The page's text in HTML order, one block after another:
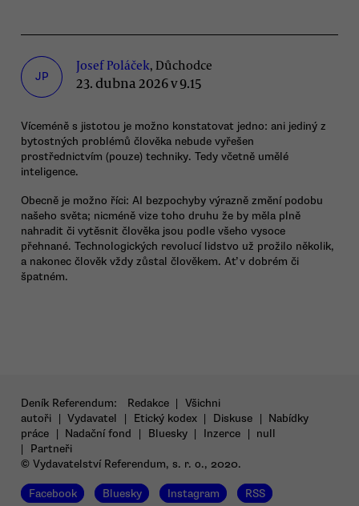
JP
Josef Poláček, Důchodce
23. dubna 2026 v 9.15
Víceméně s jistotou je možno konstatovat jedno: ani jediný z
bytostných problémů člověka nebude vyřešen
prostřednictvím (pouze) techniky. Tedy včetně umělé
inteligence.
Obecně je možno říci: AI bezpochyby výrazně změní podobu
našeho světa; nicméně vize toho druhu že by měla plně
nahradit či vytěsnit člověka jsou podle všeho vysoce
přehnané. Technologických revolucí lidstvo už prožilo několik,
a nakonec člověk vždy zůstal člověkem. Ať v dobrém či
špatném.
Deník Referendum: Redakce | Všichni
autoři | Vydavatel | Etický kodex | Diskuse | Nabídky
práce | Nadační fond | Bluesky | Inzerce | null
|
Partneři
© Vydavatelství Referendum, s. r. o., 2020.
Facebook Bluesky Instagram RSS